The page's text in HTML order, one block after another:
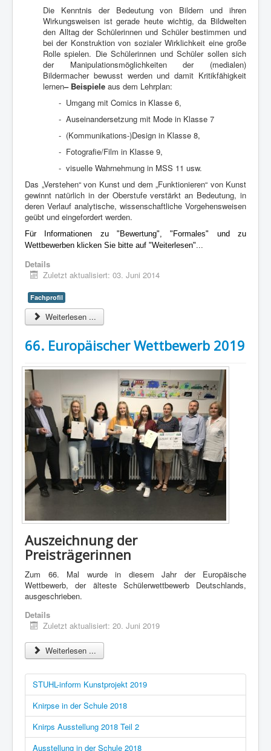
Die Kenntnis der Bedeutung von Bildern und ihren
Wirkungsweisen ist gerade heute wichtig, da Bildwelten
den Alltag der Schülerinnen und Schüler bestimmen und
bei der Konstruktion von sozialer Wirklichkeit eine große
Rolle spielen. Die Schülerinnen und Schüler sollen sich
der Manipulationsmöglichkeiten der (medialen)
Bildermacher bewusst werden und damit Kritikfähigkeit
lernen– Beispiele aus dem Lehrplan:
- Umgang mit Comics in Klasse 6,
- Auseinandersetzung mit Mode in Klasse 7
- (Kommunikations-)Design in Klasse 8,
- Fotografie/Film in Klasse 9,
- visuelle Wahrnehmung in MSS 11 usw.
Das „Verstehen“ von Kunst und dem „Funktionieren“ von Kunst
gewinnt natürlich in der Oberstufe verstärkt an Bedeutung, in
deren Verlauf analytische, wissenschaftliche Vorgehensweisen
geübt und eingefordert werden.
Für Informationen zu "Bewertung", "Formales" und zu
Wettbewerben klicken Sie bitte auf "Weiterlesen"...
Details
Zuletzt aktualisiert: 03. Juni 2014
Fachprofil
Weiterlesen ...
66. Europäischer Wettbewerb 2019
Auszeichnung der
Preisträgerinnen
Zum 66. Mal wurde in diesem Jahr der Europäische
Wettbewerb, der älteste Schülerwettbewerb Deutschlands,
ausgeschrieben.
Details
Zuletzt aktualisiert: 20. Juni 2019
Weiterlesen ...
STUHL-inform Kunstprojekt 2019
Knirpse in der Schule 2018
Knirps Ausstellung 2018 Teil 2
Ausstellung in der Schule 2018